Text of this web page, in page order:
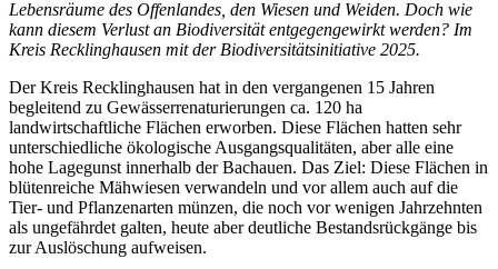
Lebensräume des Offenlandes, den Wiesen und Weiden. Doch wie
kann diesem Verlust an Biodiversität entgegengewirkt werden? Im
Kreis Recklinghausen mit der Biodiversitätsinitiative 2025.
Der Kreis Recklinghausen hat in den vergangenen 15 Jahren
begleitend zu Gewässerrenaturierungen ca. 120 ha
landwirtschaftliche Flächen erworben. Diese Flächen hatten sehr
unterschiedliche ökologische Ausgangsqualitäten, aber alle eine
hohe Lagegunst innerhalb der Bachauen. Das Ziel: Diese Flächen in
blütenreiche Mähwiesen verwandeln und vor allem auch auf die
Tier- und Pflanzenarten münzen, die noch vor wenigen Jahrzehnten
als ungefährdet galten, heute aber deutliche Bestandsrückgänge bis
zur Auslöschung aufweisen.